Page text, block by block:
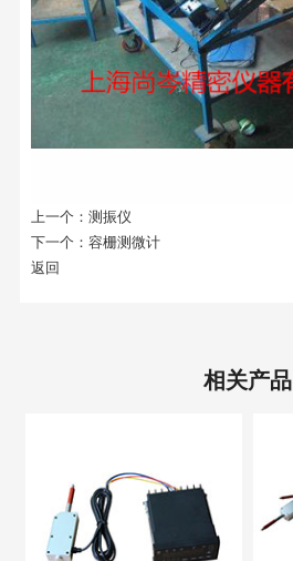
上一个： 测振仪
下一个： 容栅测微计
返回
相关产品